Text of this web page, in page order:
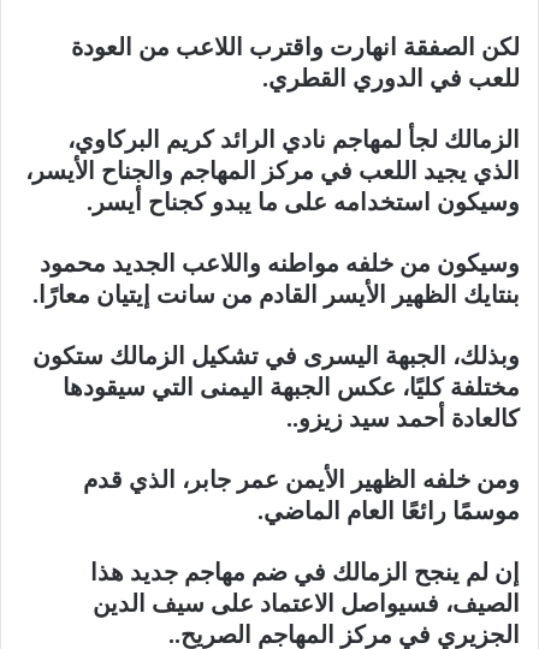
لكن الصفقة انهارت واقترب اللاعب من العودة
للعب في الدوري القطري.
الزمالك لجأ لمهاجم نادي الرائد كريم البركاوي،
الذي يجيد اللعب في مركز المهاجم والجناح الأيسر،
وسيكون استخدامه على ما يبدو كجناح أيسر.
وسيكون من خلفه مواطنه واللاعب الجديد محمود
بنتايك الظهير الأيسر القادم من سانت إيتيان معارًا.
وبذلك، الجبهة اليسرى في تشكيل الزمالك ستكون
مختلفة كليًا، عكس الجبهة اليمنى التي سيقودها
كالعادة أحمد سيد زيزو..
ومن خلفه الظهير الأيمن عمر جابر، الذي قدم
موسمًا رائعًا العام الماضي.
إن لم ينجح الزمالك في ضم مهاجم جديد هذا
الصيف، فسيواصل الاعتماد على سيف الدين
الجزيري في مركز المهاجم الصريح..